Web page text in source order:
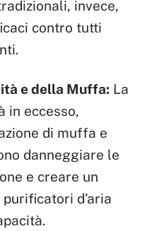
invece,
contro tutti
e della Muffa: La
in eccesso,
di muffa e
danneggiare le
e creare un
d’aria